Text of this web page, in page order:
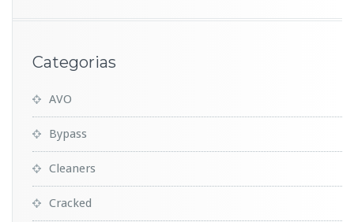
Categorias
AVO
Bypass
Cleaners
Cracked